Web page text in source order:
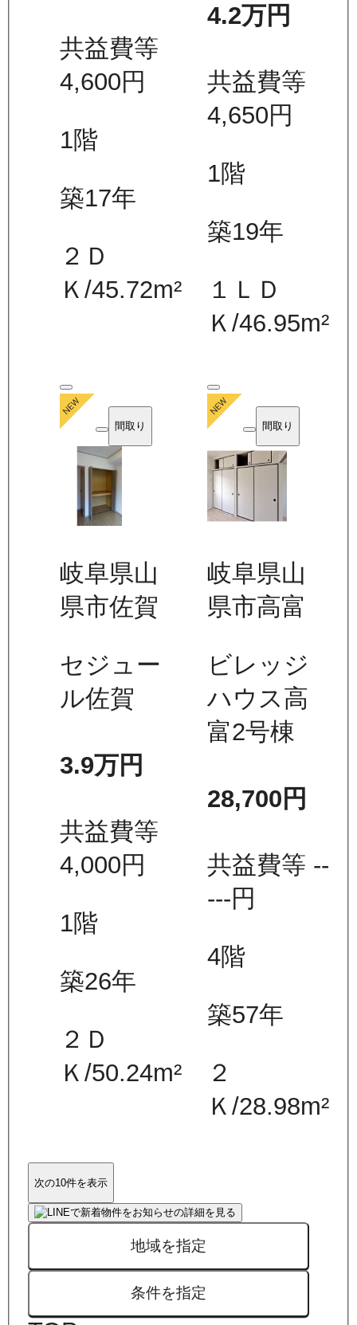
共益費等
4,600円
1階
築17年
２Ｄ
Ｋ/45.72m²
4.2万円
共益費等
4,650円
1階
築19年
１ＬＤ
Ｋ /46.95m²
間取り
岐阜県山
県市佐賀
セジュー
ル佐賀
3.9万円
共益費等
4,000円
1階
築26年
２Ｄ
Ｋ/50.24m²
間取り
岐阜県山
県市高富
ビレッジ
ハウス高
富2号棟
28,700 円
共益費等 --
---円
4階
築57年
２
Ｋ /28.98m²
次の10件を表示
地域を指定
条件を指定